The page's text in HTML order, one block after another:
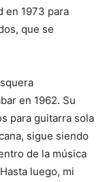
en 1973 para
que se
en 1962. Su
para guitarra sola
sigue siendo
de la música
luego, mi